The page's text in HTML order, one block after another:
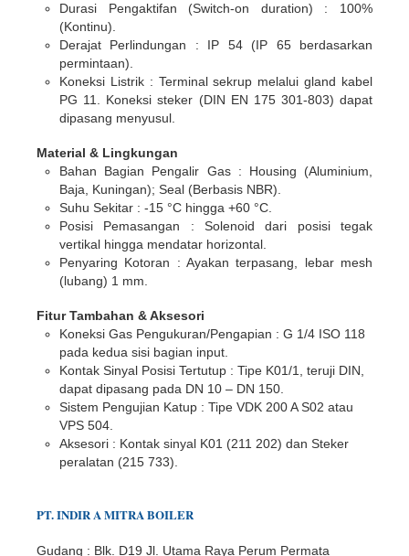
Durasi Pengaktifan (Switch-on duration) : 100%
(Kontinu).
Derajat Perlindungan : IP 54 (IP 65 berdasarkan
permintaan).
Koneksi Listrik : Terminal sekrup melalui gland kabel
PG 11. Koneksi steker (DIN EN 175 301-803) dapat
dipasang menyusul.
Material & Lingkungan
Bahan Bagian Pengalir Gas : Housing (Aluminium,
Baja, Kuningan); Seal (Berbasis NBR).
Suhu Sekitar : -15 °C hingga +60 °C.
Posisi Pemasangan : Solenoid dari posisi tegak
vertikal hingga mendatar horizontal.
Penyaring Kotoran : Ayakan terpasang, lebar mesh
(lubang) 1 mm.
Fitur Tambahan & Aksesori
Koneksi Gas Pengukuran/Pengapian : G 1/4 ISO 118
pada kedua sisi bagian input.
Kontak Sinyal Posisi Tertutup : Tipe K01/1, teruji DIN,
dapat dipasang pada DN 10 – DN 150.
Sistem Pengujian Katup : Tipe VDK 200 A S02 atau
VPS 504.
Aksesori : Kontak sinyal K01 (211 202) dan Steker
peralatan (215 733).
PT.INDIRAMITRA BOILER
Gudang : Blk. D19 Jl. Utama Raya Perum Permata